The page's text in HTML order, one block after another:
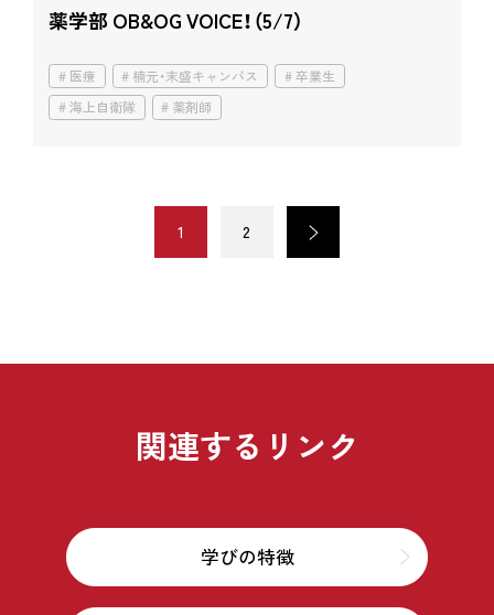
薬学部 OB&OG VOICE！（5/7）
医療 楠元・末盛キャンパス
卒業生
海上自衛隊
薬剤師
1 2 >
関連するリンク
学びの特徴